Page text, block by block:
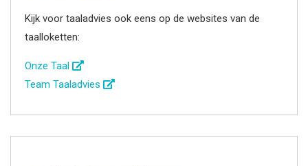
Kijk voor taaladvies ook eens op de websites van de
taalloketten:
Onze Taal
Team Taaladvies